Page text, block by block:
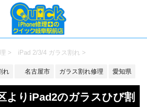
> iPad 2/3/4 ガラス割れ >
れ 名古屋市 ガラス割れ修理 愛知県
よりiPad2のガラスひび割